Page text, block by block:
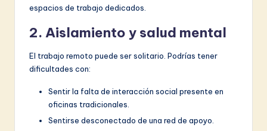
espacios de trabajo dedicados.
2. Aislamiento y salud mental
El trabajo remoto puede ser solitario. Podrías tener
dificultades con:
Sentir la falta de interacción social presente en
oficinas tradicionales.
Sentirse desconectado de una red de apoyo.